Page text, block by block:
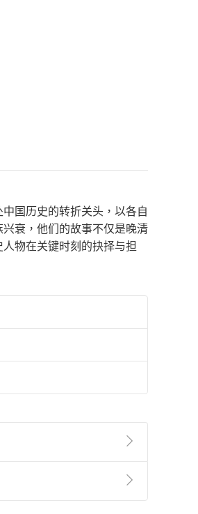
国历史的转折关头，以各自
衰，他们的故事不仅是晚清
物在关键时刻的抉择与担
非以有形媒介提供之數位